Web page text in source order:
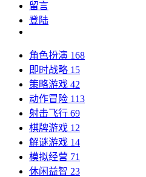
留言
登陆
角色扮演 168
即时战略 15
策略游戏 42
动作冒险 113
射击飞行 69
棋牌游戏 12
解谜游戏 14
模拟经营 71
休闲益智 23